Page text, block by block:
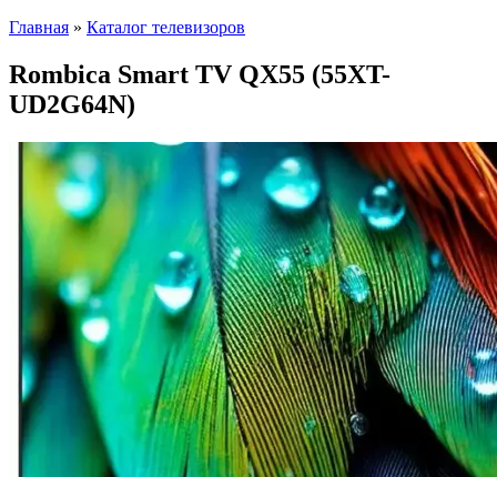
Главная » Каталог телевизоров
Rombica Smart TV QX55 (55XT-
UD2G64N)